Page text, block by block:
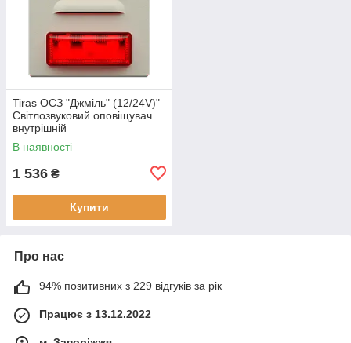
Tiras ОСЗ "Джміль" (12/24V)"
Світлозвуковий оповіщувач
внутрішній
В наявності
1 536 ₴
Купити
Про нас
94% позитивних з 229 відгуків за рік
Працює з 13.12.2022